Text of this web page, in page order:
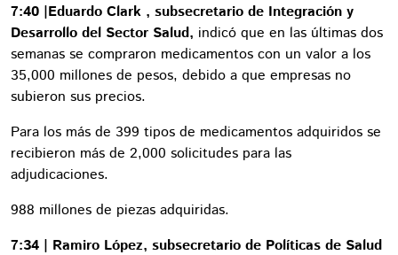
7:40 |Eduardo Clark , subsecretario de Integración y
Desarrollo del Sector Salud, indicó que en las últimas dos
semanas se compraron medicamentos con un valor a los
35,000 millones de pesos, debido a que empresas no
subieron sus precios.
Para los más de 399 tipos de medicamentos adquiridos se
recibieron más de 2,000 solicitudes para las
adjudicaciones.
988 millones de piezas adquiridas.
7:34 | Ramiro López, subsecretario de Políticas de Salud